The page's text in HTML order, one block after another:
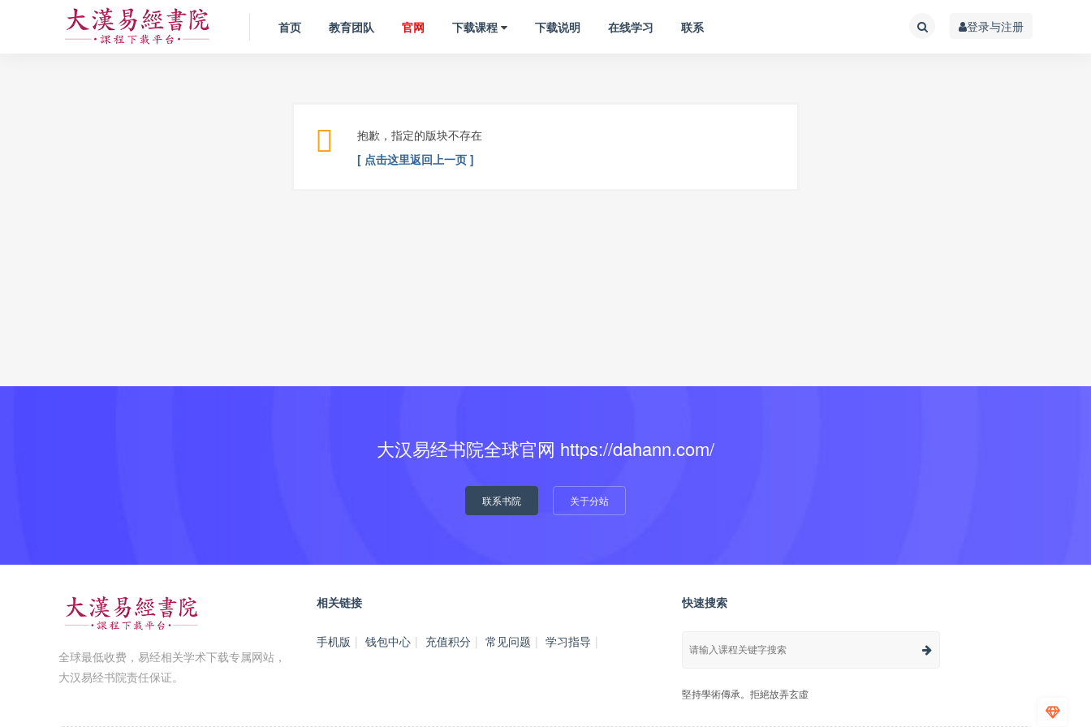
首页 教育团队 官网 下载课程 下载说明 在线学习 联系 登录与注册
抱歉，指定的版块不存在
[ 点击这里返回上一页 ]
大汉易经书院全球官网 https://dahann.com/
联系书院 关于分站
全球最低收费，易经相关学术下载专属网站，
大汉易经书院责任保证。
相关链接
手机版 | 钱包中心 | 充值积分 | 常见问题 | 学习指导 |
快速搜索
堅持學術傳承。拒絕故弄玄虛